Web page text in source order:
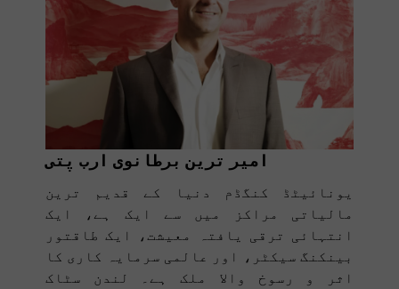
امیر ترین برطانوی ارب پتی
یونائیٹڈ کنگڈم دنیا کے قدیم ترین
مالیاتی مراکز میں سے ایک ہے، ایک
انتہائی ترقی یافتہ معیشت، ایک طاقتور
بینکنگ سیکٹر، اور عالمی سرمایہ کاری کا
اثر و رسوخ والا ملک ہے۔ لندن سٹاک